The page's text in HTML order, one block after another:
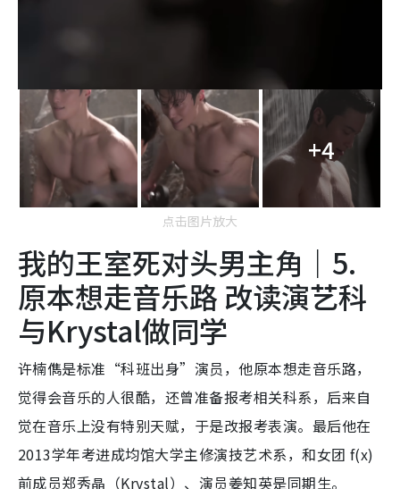
+4
点击图片放大
我的王室死对头男主角｜5.
原本想走音乐路 改读演艺科
与Krystal做同学
许楠儁是标准“科班出身”演员，他原本想走音乐路，
觉得会音乐的人很酷，还曾准备报考相关科系，后来自
觉在音乐上没有特别天赋，于是改报考表演。最后他在
2013学年考进成均馆大学主修演技艺术系，和女团 f(x)
前成员郑秀晶（Krystal）、演员姜知英是同期生。